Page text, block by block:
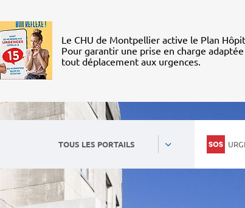
Le CHU de Montpellier active le Plan
Pour garantir une prise en charge
tout déplacement aux urgences.
TOUS LES PORTAILS